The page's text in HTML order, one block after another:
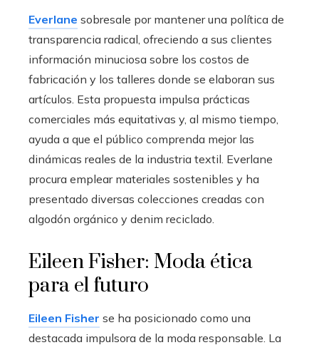
Everlane sobresale por mantener una política de
transparencia radical, ofreciendo a sus clientes
información minuciosa sobre los costos de
fabricación y los talleres donde se elaboran sus
artículos. Esta propuesta impulsa prácticas
comerciales más equitativas y, al mismo tiempo,
ayuda a que el público comprenda mejor las
dinámicas reales de la industria textil. Everlane
procura emplear materiales sostenibles y ha
presentado diversas colecciones creadas con
algodón orgánico y denim reciclado.
Eileen Fisher: Moda ética
para el futuro
Eileen Fisher se ha posicionado como una
destacada impulsora de la moda responsable. La